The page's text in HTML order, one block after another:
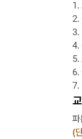
1.
2.
3.
4.
5.
6.
7.
파
(